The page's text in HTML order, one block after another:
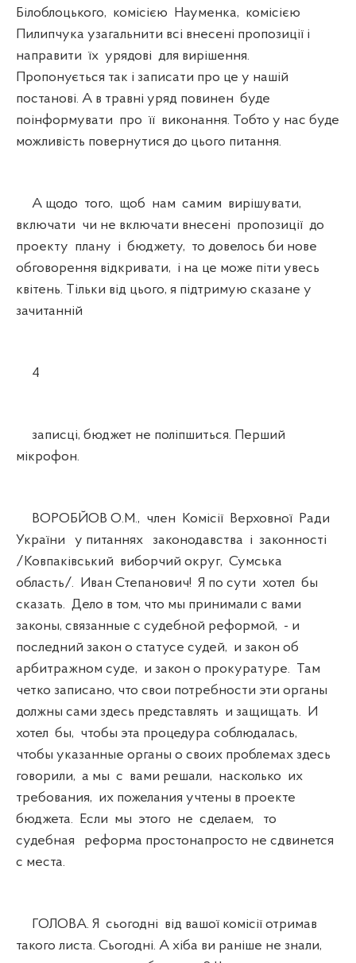
Білоблоцького, комісією Науменка, комісією
Пилипчука узагальнити всі внесені пропозиції і
направити їх урядові для вирішення.
Пропонується так і записати про це у нашій
постанові. А в травні уряд повинен буде
поінформувати про її виконання. Тобто у нас буде
можливість повернутися до цього питання.
А щодо того, щоб нам самим вирішувати,
включати чи не включати внесені пропозиції до
проекту плану і бюджету, то довелось би нове
обговорення відкривати, і на це може піти увесь
квітень. Тільки від цього, я підтримую сказане у
зачитанній
4
записці, бюджет не поліпшиться. Перший
мікрофон.
ВОРОБЙОВ О.М., член Комісії Верховної Ради
України у питаннях законодавства і законності
/Ковпаківський виборчий округ, Сумська
область/. Иван Степанович! Я по сути хотел бы
сказать. Дело в том, что мы принимали с вами
законы, связанные с судебной реформой, - и
последний закон о статусе судей, и закон об
арбитражном суде, и закон о прокуратуре. Там
четко записано, что свои потребности эти органы
должны сами здесь представлять и защищать. И
хотел бы, чтобы эта процедура соблюдалась,
чтобы указанные органы о своих проблемах здесь
говорили, а мы с вами решали, насколько их
требования, их пожелания учтены в проекте
бюджета. Если мы этого не сделаем, то
судебная реформа простонапросто не сдвинется
с места.
ГОЛОВА. Я сьогодні від вашої комісії отримав
такого листа. Сьогодні. А хіба ви раніше не знали,